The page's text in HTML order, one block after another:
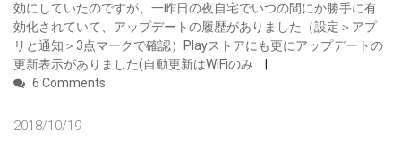
効にしていたのですが、一昨日の夜自宅でいつの間にか勝手に有
効化されていて、アップデートの履歴がありました（設定＞アプ
リと通知＞3点マークで確認）Playストアにも更にアップデートの
更新表示がありました(自動更新はWiFiのみ
6 Comments
2018/10/19